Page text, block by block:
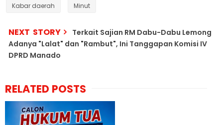
Kabar daerah Minut
NEXT STORY
Terkait Sajian RM Dabu-Dabu Lemong
Adanya "Lalat" dan "Rambut", Ini Tanggapan Komisi IV
DPRD Manado
RELATED POSTS